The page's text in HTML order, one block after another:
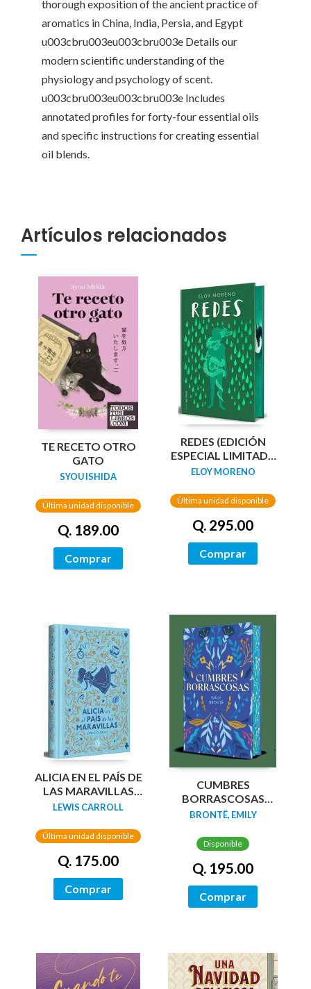
thorough exposition of the ancient practice of
aromatics in China, India, Persia, and Egypt
u003cbru003eu003cbru003e Details our
modern scientific understanding of the
physiology and psychology of scent.
u003cbru003eu003cbru003e Includes
annotated profiles for forty-four essential oils
and specific instructions for creating essential
oil blends.
Artículos relacionados
TE RECETO OTRO
GATO
SYOU ISHIDA
Última unidad disponible
Q. 189.00
Comprar
REDES (EDICIÓN
ESPECIAL LIMITADA
GUARDAS DRAGÓN)
ELOY MORENO
Última unidad disponible
Q. 295.00
Comprar
ALICIA EN EL PAÍS DE
LAS MARAVILLAS
(EDICIÓN LIMITADA
PINTADOS)
LEWIS CARROLL
Última unidad disponible
Q. 175.00
Comprar
CUMBRES
BORRASCOSAS
(EDICION LIMITADA
TINTADOS)
BRONTË, EMILY
Disponible
Q. 195.00
Comprar